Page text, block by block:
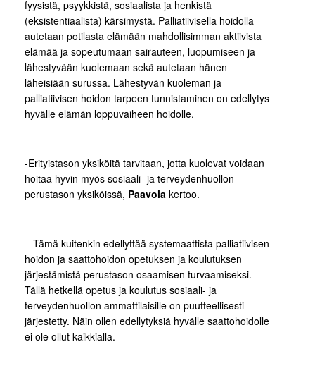
fyysistä, psyykkistä, sosiaalista ja henkistä
(eksistentiaalista) kärsimystä. Palliatiivisella hoidolla
autetaan potilasta elämään mahdollisimman aktiivista
elämää ja sopeutumaan sairauteen, luopumiseen ja
lähestyvään kuolemaan sekä autetaan hänen
läheisiään surussa. Lähestyvän kuoleman ja
palliatiivisen hoidon tarpeen tunnistaminen on edellytys
hyvälle elämän loppuvaiheen hoidolle.
-Erityistason yksiköitä tarvitaan, jotta kuolevat voidaan
hoitaa hyvin myös sosiaali- ja terveydenhuollon
perustason yksiköissä, Paavola kertoo.
– Tämä kuitenkin edellyttää systemaattista palliatiivisen
hoidon ja saattohoidon opetuksen ja koulutuksen
järjestämistä perustason osaamisen turvaamiseksi.
Tällä hetkellä opetus ja koulutus sosiaali- ja
terveydenhuollon ammattilaisille on puutteellisesti
järjestetty. Näin ollen edellytyksiä hyvälle saattohoidolle
ei ole ollut kaikkialla.